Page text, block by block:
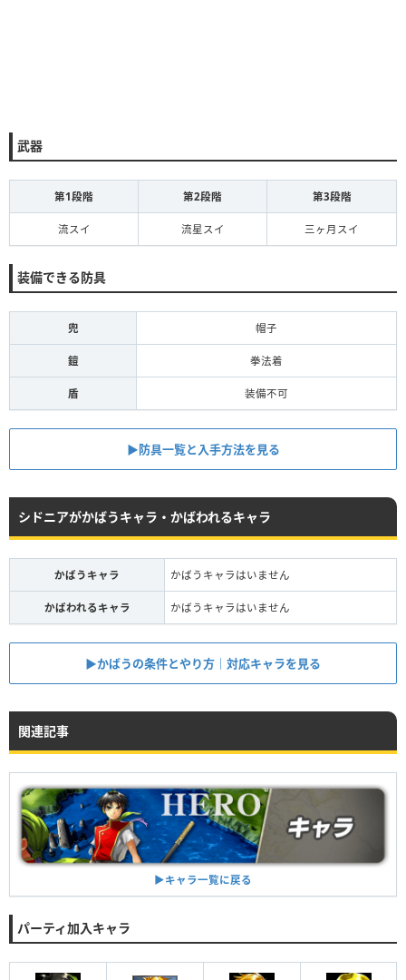
武器
第1段階 第2段階 第3段階
流スイ 流星スイ 三ヶ月スイ
装備できる防具
兜 帽子
鎧 拳法着
盾 装備不可
▶︎防具一覧と入手方法を見る
シドニアがかばうキャラ・かばわれるキャラ
かばうキャラ かばうキャラはいません
かばわれるキャラ かばうキャラはいません
▶︎かばうの条件とやり方｜対応キャラを見る
関連記事
▶︎キャラ一覧に戻る
パーティ加入キャラ